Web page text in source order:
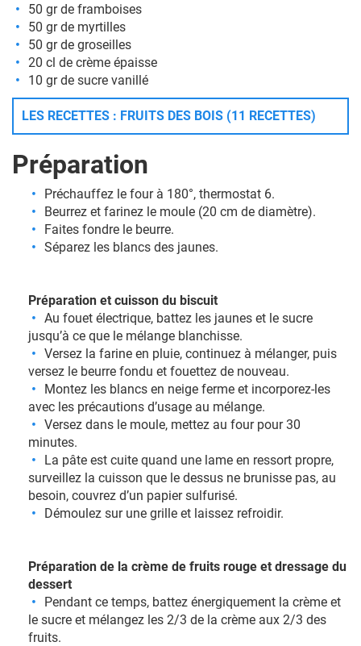
50 gr de framboises
50 gr de myrtilles
50 gr de groseilles
20 cl de crème épaisse
10 gr de sucre vanillé
LES RECETTES : FRUITS DES BOIS (11 RECETTES)
Préparation
Préchauffez le four à 180°, thermostat 6.
Beurrez et farinez le moule (20 cm de diamètre).
Faites fondre le beurre.
Séparez les blancs des jaunes.
Préparation et cuisson du biscuit
Au fouet électrique, battez les jaunes et le sucre
jusqu’à ce que le mélange blanchisse.
Versez la farine en pluie, continuez à mélanger, puis
versez le beurre fondu et fouettez de nouveau.
Montez les blancs en neige ferme et incorporez-les
avec les précautions d’usage au mélange.
Versez dans le moule, mettez au four pour 30
minutes.
La pâte est cuite quand une lame en ressort propre,
surveillez la cuisson que le dessus ne brunisse pas, au
besoin, couvrez d’un papier sulfurisé.
Démoulez sur une grille et laissez refroidir.
Préparation de la crème de fruits rouge et dressage du
dessert
Pendant ce temps, battez énergiquement la crème et
le sucre et mélangez les 2/3 de la crème aux 2/3 des
fruits.